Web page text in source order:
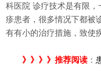
科医院 诊疗技术是有限
疹患者，很多情况下都被
有有小的治疗措施，致使
》》》》推荐阅读 ：